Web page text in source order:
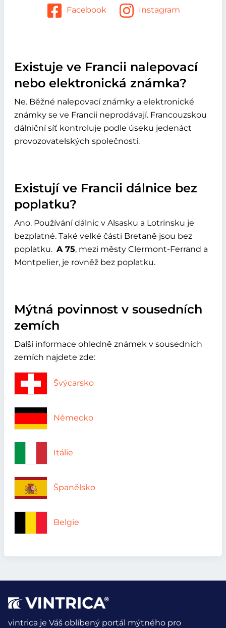
Facebook Instagram
Existuje ve Francii nalepovací
nebo elektronická známka?
Ne. Běžné nalepovací známky a elektronické
známky se ve Francii neprodávají. Francouzskou
dálniční síť kontroluje podle úseku jedenáct
provozovatelských společností.
Existují ve Francii dálnice bez
poplatku?
Ano. Používání dálnic v Alsasku a Lotrinsku je
bezplatné. Také velké části Bretaně jsou bez
poplatku. A 75, mezi městy Clermont-Ferrand a
Montpelier, je rovněž bez poplatku.
Mýtná povinnost v sousedních
zemích
Další informace ohledně známek v sousedních
zemích najdete zde:
Švýcarsko
Německo
Itálie
Španělsko
Belgie
vintrica je Váš oblíbený portál mýtného pro